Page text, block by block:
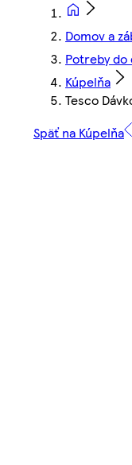
Domov a
Potreby
Kúpelňa
Tesco
Späť na Kúpelňa